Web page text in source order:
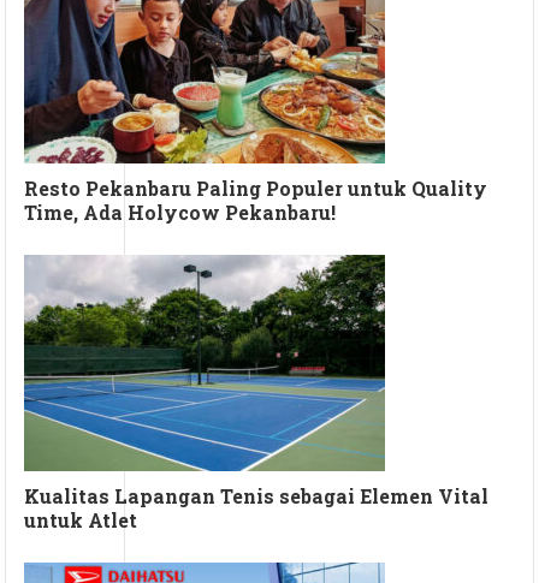
Resto Pekanbaru Paling Populer untuk Quality
Time, Ada Holycow Pekanbaru!
Kualitas Lapangan Tenis sebagai Elemen Vital
untuk Atlet